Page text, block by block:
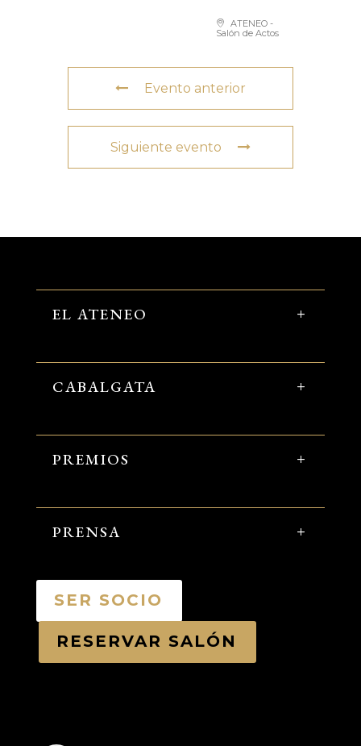
ATENEO -
Salón de Actos
Evento anterior
Siguiente evento
EL ATENEO
CABALGATA
PREMIOS
PRENSA
SER SOCIO
RESERVAR SALÓN